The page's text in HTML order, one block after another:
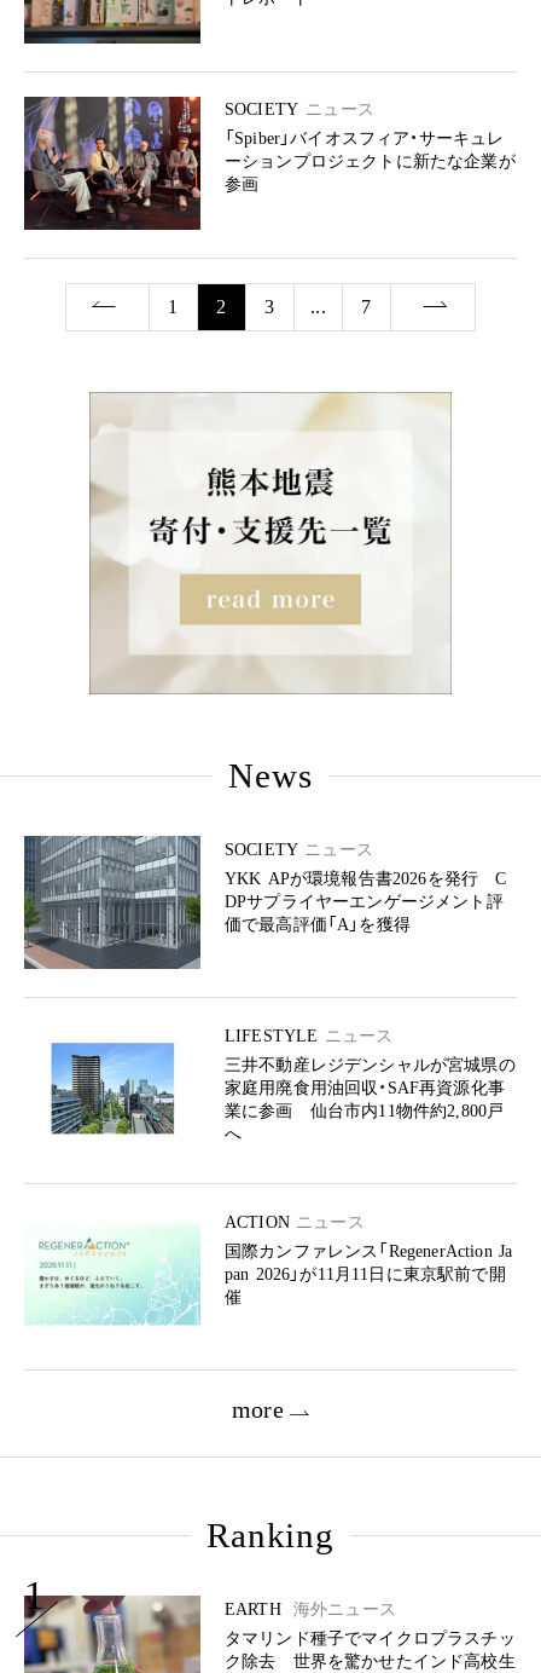
SOCIETY ニュース
「Spiber」バイオスフィア・サーキュレ
ーションプロジェクトに新たな企業が
参画
1 2 3 ... 7
News
SOCIETY ニュース
YKK APが環境報告書2026を発行 C
DPサプライヤーエンゲージメント評
価で最高評価「A」を獲得
LIFESTYLE ニュース
三井不動産レジデンシャルが宮城県の
家庭用廃食用油回収・SAF再資源化事
業に参画 仙台市内11物件約2,800戸
へ
ACTION ニュース
国際カンファレンス「RegenerAction Ja
pan 2026」が11月11日に東京駅前で開
催
more
Ranking
1 EARTH
海外ニュース
タマリンド種子でマイクロプラスチッ
ク除去 世界を驚かせたインド高校生